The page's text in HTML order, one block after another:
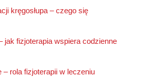
kręgosłupa – czego się
jak fizjoterapia wspiera codzienne
– rola fizjoterapii w leczeniu